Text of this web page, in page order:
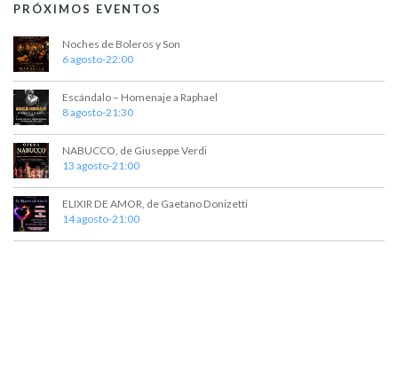
PRÓXIMOS EVENTOS
Noches de Boleros y Son
6 agosto-22:00
Escándalo – Homenaje a Raphael
8 agosto-21:30
NABUCCO, de Giuseppe Verdi
13 agosto-21:00
ELIXIR DE AMOR, de Gaetano Donizetti
14 agosto-21:00